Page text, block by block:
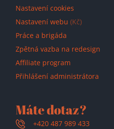
Nastavení cookies
Nastavení webu (Kč)
Práce a brigáda
Zpětná vazba na redesign
Affiliate program
Přihlášení administrátora
Máte dotaz?
+420 487 989 433